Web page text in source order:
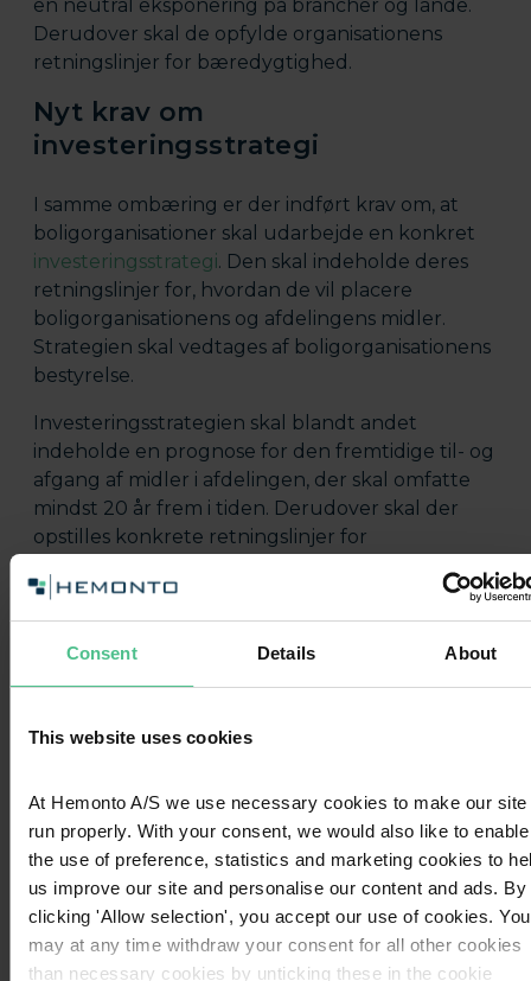
Consent Details About
This website uses cookies
At Hemonto A/S we use necessary cookies to make our site
run properly. With your consent, we would also like to enable
the use of preference, statistics and marketing cookies to
us improve our site and personalise our content and ads. By
clicking 'Allow selection', you accept our use of cookies. You
may at any time withdraw your consent for all other cookies
than necessary cookies by unticking these in the cookie
en neutral eksponering på brancher og lande.
Derudover skal de opfylde organisationens
retningslinjer for bæredygtighed.
Nyt krav om
investeringsstrategi
I samme ombæring er der indført krav om, at
boligorganisationer skal udarbejde en konkret
investeringsstrategi. Den skal indeholde deres
retningslinjer for, hvordan de vil placere
boligorganisationens og afdelingens midler.
Strategien skal vedtages af boligorganisationens
bestyrelse.
Investeringsstrategien skal blandt andet
indeholde en prognose for den fremtidige til- og
afgang af midler i afdelingen, der skal omfatte
mindst 20 år frem i tiden. Derudover skal der
opstilles konkrete retningslinjer for
samt bæredygtighed.
E-bog
bæredygtig investering
Denne e-bog guider dig sikkert gennem
ESG-junglen. Skriv dig op til vores
nyhedsbrev, og modtag e-bogen.